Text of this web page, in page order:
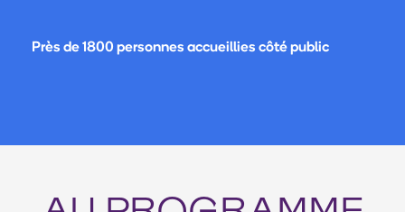
Près de 1800 personnes accueillies côté public